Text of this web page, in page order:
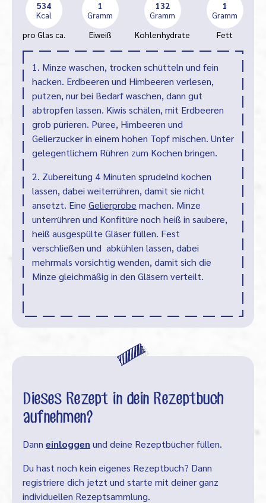
534
Kcal
pro Glas ca.
1
Gramm
Eiweiß
132
Gramm
Kohlenhydrate
1
Gramm
Fett
1. Minze waschen, trocken schütteln und fein
hacken. Erdbeeren und Himbeeren verlesen,
putzen, nur bei Bedarf waschen, dann gut
abtropfen lassen. Kiwis schälen, mit Erdbeeren
grob pürieren. Püree, Himbeeren und
Gelierzucker in einem hohen Topf mischen. Unter
gelegentlichem Rühren zum Kochen bringen.
2. Zubereitung 4 Minuten sprudelnd kochen
lassen, dabei weiterrühren, damit sie nicht
ansetzt. Eine Gelierprobe machen. Minze
unterrühren und Konfitüre noch heiß in saubere,
heiß ausgespülte Gläser füllen. Fest
verschließen und abkühlen lassen, dabei
mehrmals vorsichtig wenden, damit sich die
Minze gleichmäßig in den Gläsern verteilt.
Dieses Rezept in dein Rezeptbuch
aufnehmen?
Dann einloggen und deine Rezeptbücher füllen.
Du hast noch kein eigenes Rezeptbuch? Dann
registriere dich jetzt und starte mit deiner ganz
individuellen Rezeptsammlung.